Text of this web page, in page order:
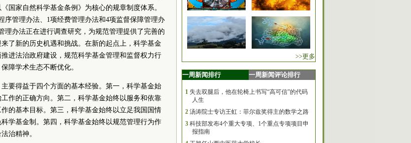
国家自然科学基金条例》为核心的规章制度体系。
序管理办法、1项经费管理办法和4项监督保障管理办
理办法正在进行调查研究，为规范管理提供了完善的
了新的历史机遇和挑战。在新的起点上，科学基金
进法治政府建设，规范科学基金管理和监督权力行
障学术生态不断优化。
要得益于四个方面的基本经验。第一，科学基金始
作的正确方向。第二，科学基金始终以服务和依靠
的基本目标。第三，科学基金始终以立足我国国情
学基金制。第四，科学基金始终以规范管理行为作
治精神。
>>更多
一周新闻排行 一周新闻评论排行
1 失去双腿后，他在轮椅上书写“高可信”的代码
人生
2 汤涛院士专访王虹：菲尔兹奖得主的数学之路
3 科技部发布4个重大专项、1个重点专项项目申
报指南